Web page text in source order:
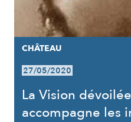
CHÂTEAU
27/05/2020
La Vision
accompagne les